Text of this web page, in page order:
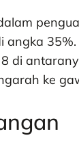
di
ke